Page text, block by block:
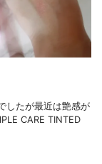
したが最近は艶感が
CARE TINTED